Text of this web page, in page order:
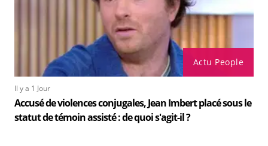
Actu People
Il y a 1 Jour
Accusé de violences conjugales, Jean Imbert placé sous le
statut de témoin assisté : de quoi s'agit-il ?